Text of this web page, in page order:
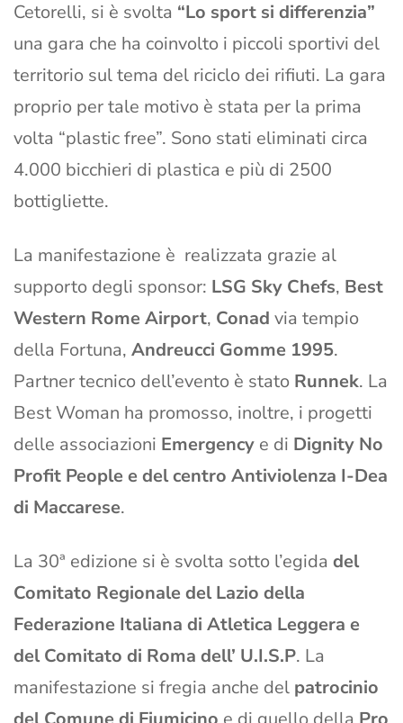
Cetorelli, si è svolta “Lo sport si differenzia”
una gara che ha coinvolto i piccoli sportivi del
territorio sul tema del riciclo dei rifiuti. La gara
proprio per tale motivo è stata per la prima
volta “plastic free”. Sono stati eliminati circa
4.000 bicchieri di plastica e più di 2500
bottigliette.
La manifestazione è realizzata grazie al
supporto degli sponsor: LSG Sky Chefs, Best
Western Rome Airport, Conad via tempio
della Fortuna, Andreucci Gomme 1995.
Partner tecnico dell’evento è stato Runnek. La
Best Woman ha promosso, inoltre, i progetti
delle associazioni Emergency e di Dignity No
Profit People e del centro Antiviolenza I-Dea
di Maccarese.
La 30ª edizione si è svolta sotto l’egida del
Comitato Regionale del Lazio della
Federazione Italiana di Atletica Leggera e
del Comitato di Roma dell’ U.I.S.P. La
manifestazione si fregia anche del patrocinio